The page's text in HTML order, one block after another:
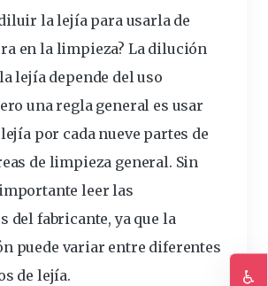
la lejía para usarla de
en la limpieza? La dilución
lejía depende del uso
una regla general es usar
por cada nueve partes de
de limpieza general. Sin
leer las
del fabricante, ya que la
puede variar entre diferentes
de lejía.
♿